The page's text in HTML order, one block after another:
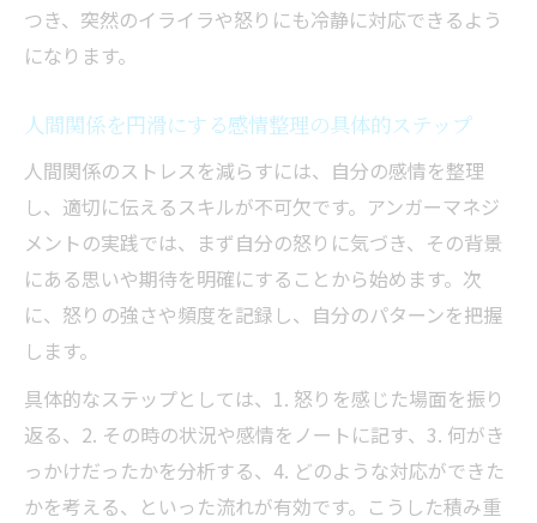
つき、突然のイライラや怒りにも冷静に対応できるよう
になります。
人間関係を円滑にする感情整理の具体的ステップ
人間関係のストレスを減らすには、自分の感情を整理
し、適切に伝えるスキルが不可欠です。アンガーマネジ
メントの実践では、まず自分の怒りに気づき、その背景
にある思いや期待を明確にすることから始めます。次
に、怒りの強さや頻度を記録し、自分のパターンを把握
します。
具体的なステップとしては、1. 怒りを感じた場面を振り
返る、2. その時の状況や感情をノートに記す、3. 何がき
っかけだったかを分析する、4. どのような対応ができた
かを考える、といった流れが有効です。こうした積み重